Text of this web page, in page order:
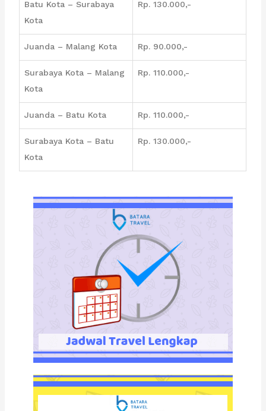
Batu Kota – Surabaya
Kota
Rp. 130.000,-
Juanda – Malang Kota Rp. 90.000,-
Surabaya Kota – Malang
Kota
Rp. 110.000,-
Juanda – Batu Kota Rp. 110.000,-
Surabaya Kota – Batu
Kota
Rp. 130.000,-